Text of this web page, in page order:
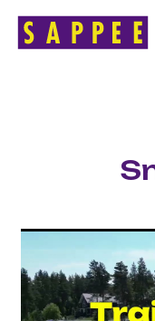
Päävalikko
HOME > SNAKE RUN